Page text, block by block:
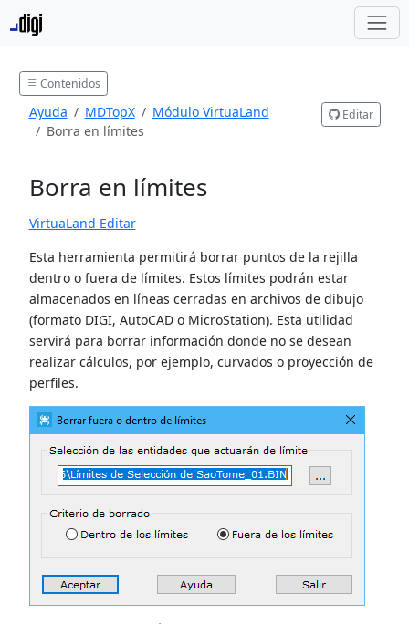
Contenidos
Ayuda MDTopX
Módulo VirtuaLand
Borra en límites
Editar
Borra en límites
VirtuaLand Editar
Esta herramienta permitirá borrar puntos de la rejilla
dentro o fuera de límites. Estos límites podrán estar
almacenados en líneas cerradas en archivos de dibujo
(formato DIGI, AutoCAD o MicroStation). Esta utilidad
servirá para borrar información donde no se desean
realizar cálculos, por ejemplo, curvados o proyección de
perfiles.